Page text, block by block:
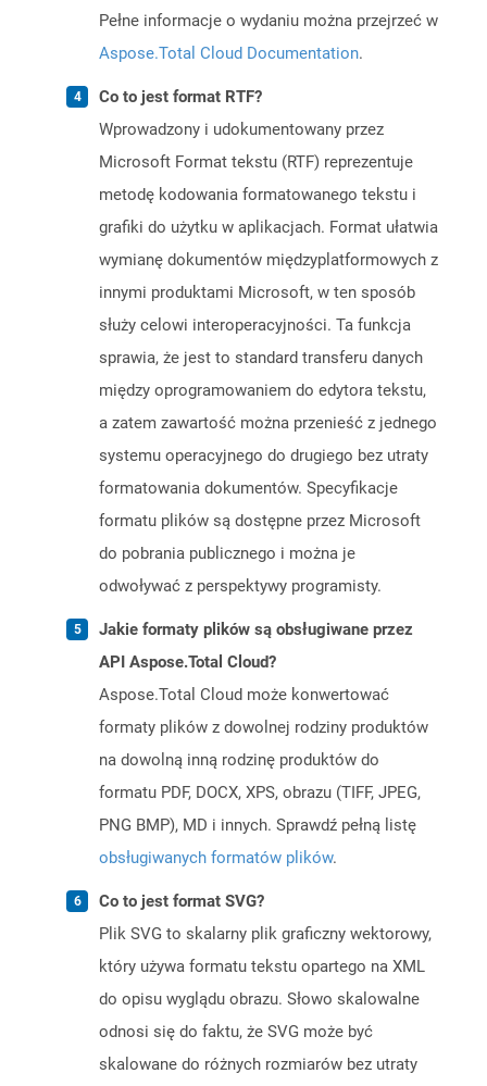
Pełne informacje o wydaniu można przejrzeć w
Aspose.Total Cloud Documentation.
Co to jest format RTF?
Wprowadzony i udokumentowany przez
Microsoft Format tekstu (RTF) reprezentuje
metodę kodowania formatowanego tekstu i
grafiki do użytku w aplikacjach. Format ułatwia
wymianę dokumentów międzyplatformowych z
innymi produktami Microsoft, w ten sposób
służy celowi interoperacyjności. Ta funkcja
sprawia, że ​​jest to standard transferu danych
między oprogramowaniem do edytora tekstu,
a zatem zawartość można przenieść z jednego
systemu operacyjnego do drugiego bez utraty
formatowania dokumentów. Specyfikacje
formatu plików są dostępne przez Microsoft
do pobrania publicznego i można je
odwoływać z perspektywy programisty.
Jakie formaty plików są obsługiwane przez
API Aspose.Total Cloud?
Aspose.Total Cloud może konwertować
formaty plików z dowolnej rodziny produktów
na dowolną inną rodzinę produktów do
formatu PDF, DOCX, XPS, obrazu (TIFF, JPEG,
PNG BMP), MD i innych. Sprawdź pełną listę
obsługiwanych formatów plików.
Co to jest format SVG?
Plik SVG to skalarny plik graficzny wektorowy,
który używa formatu tekstu opartego na XML
do opisu wyglądu obrazu. Słowo skalowalne
odnosi się do faktu, że SVG może być
skalowane do różnych rozmiarów bez utraty